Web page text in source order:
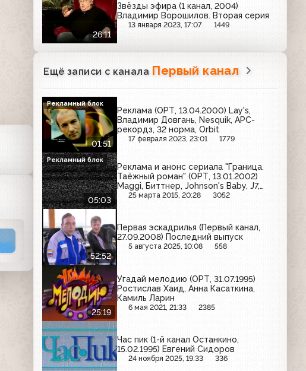
26:11
Звёзды эфира (1 канал, 2004)
Владимир Ворошилов. Вторая серия
13 января 2023, 17:07 1449
Ещё записи с канала Первый канал
01:51
Реклама (ОРТ, 13.04.2000) Lay's,
Владимир Довгань, Nesquik, АРС-
рекордз, 32 норма, Orbit
17 февраля 2023, 23:01 1779
Рекламный блок
05:03
Реклама и анонс сериала "Граница.
Таёжный роман" (ОРТ, 13.01.2002)
Maggi, Биттнер, Johnson's Baby, J7,
Nestle, Sorti, Индиго, Клинское, Dirol
25 марта 2015, 20:28 3052
Рекламный блок
52:52
Первая эскадрилья (Первый канал,
27.09.2008) Последний выпуск
5 августа 2025, 10:08 558
25:19
Угадай мелодию (ОРТ, 31.07.1995)
Ростислав Хаид, Анна Касаткина,
Камиль Ларин
6 мая 2021, 21:33 2385
Час пик (1-й канал Останкино,
15.02.1995) Евгений Сидоров
24 ноября 2025, 19:33 336